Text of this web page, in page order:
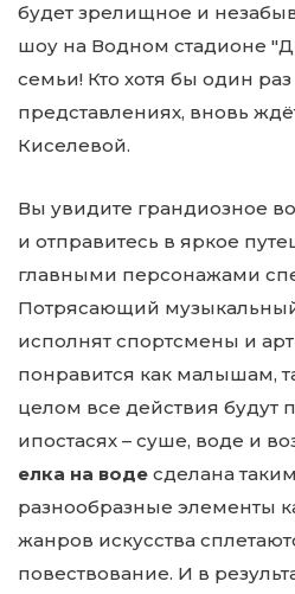
будет зрелищное и
шоу на Водном стадионе
семьи! Кто хотя бы один
представлениях, вновь
Киселевой.
Вы увидите грандиозное
и отправитесь в яркое
главными персонажами
Потрясающий
исполнят спортсмены и
понравится как малышам,
целом все действия будут
ипостасях – суше, воде и
елка на воде сделана
разнообразные элементы
жанров искусства
повествование. И в